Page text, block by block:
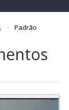
Padrão